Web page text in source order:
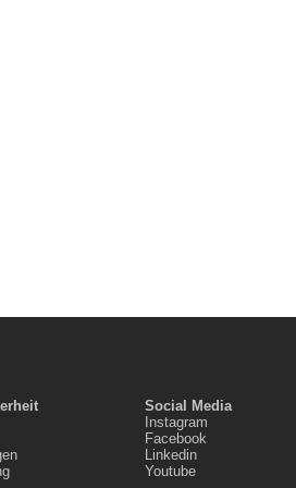
Social Media
Instagram
Facebook
Linkedin
Youtube